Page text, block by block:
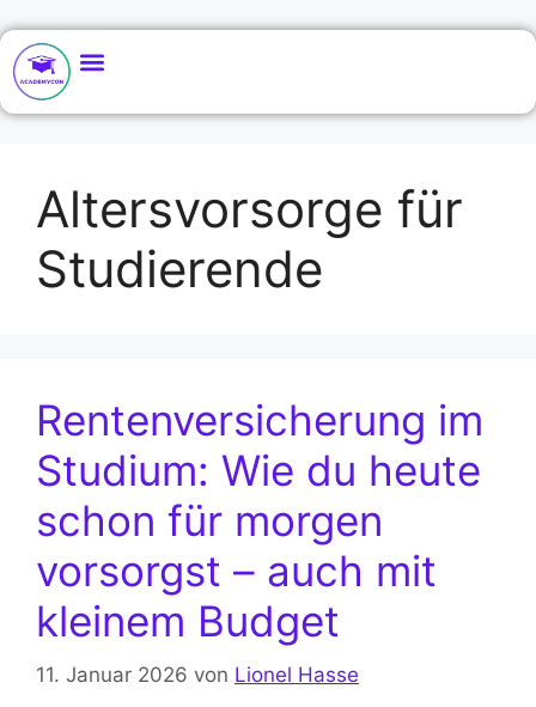
Altersvorsorge für
Studierende
Rentenversicherung im
Studium: Wie du heute
schon für morgen
vorsorgst – auch mit
kleinem Budget
11. Januar 2026 von Lionel Hasse